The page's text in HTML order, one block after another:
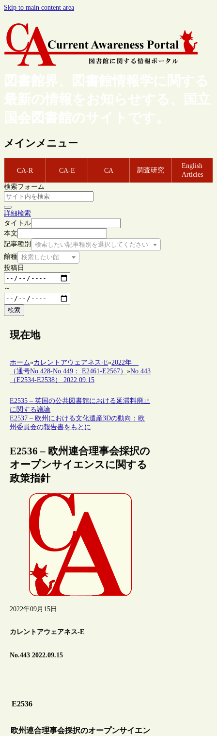
Skip to main content area
図書館界、図書館情報学に関する
最新の情報をお知らせする、国立
国会図書館のサイトです。
メインメニュー
CA-R CA-E CA 調査研究
English
Articles
検索フォーム
詳細検索
タイトル
本文
記事種別
検索したい記事種別を選択してください
館種 検索したい館種を選択してください
投稿日
～
検索
現在地
ホーム»カレントアウェアネス-E»2022年
（通号No.428-No.449： E2461-E2567）»No.443
（E2534-E2538） 2022.09.15
E2535 – 英国の公共図書館における延滞料廃止
に関する議論
E2537 – 欧州における文化遺産3Dの動向：欧
州委員会の報告書をもとに
E2536 – 欧州連合理事会採択の
オープンサイエンスに関する
政策指針
2022年09月15日
カレントアウェアネス-E
No.443 2022.09.15
E2536
欧州連合理事会採択のオープンサイエン